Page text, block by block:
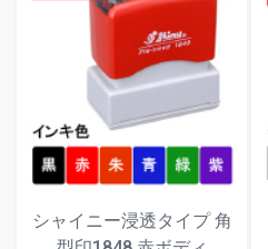
シャイニー浸透タイプ 角